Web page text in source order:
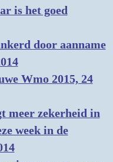
is het goed
door aanname
Wmo 2015, 24
meer zekerheid in
week in de